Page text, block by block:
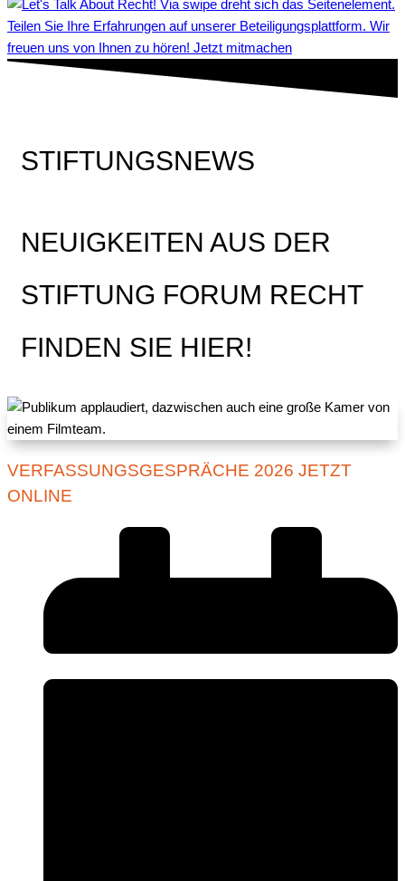
Teilen Sie Ihre Erfahrungen auf unserer Beteiligungsplattform. Wir
freuen uns von Ihnen zu hören! Jetzt mitmachen
STIFTUNGSNEWS
NEUIGKEITEN AUS DER
STIFTUNG FORUM RECHT
FINDEN SIE HIER!
VERFASSUNGSGESPRÄCHE 2026 JETZT
ONLINE